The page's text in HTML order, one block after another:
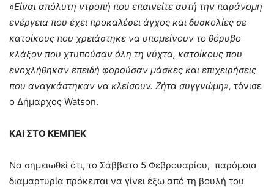
«Είναι απόλυτη ντροπή που επαινείτε αυτή την παράνομη
ενέργεια που έχει προκαλέσει άγχος και δυσκολίες σε
κατοίκους που χρειάστηκε να υπομείνουν το θόρυβο
κλάξον που χτυπούσαν όλη τη νύχτα, κατοίκους που
ενοχλήθηκαν επειδή φορούσαν μάσκες και επιχειρήσεις
που αναγκάστηκαν να κλείσουν. Ζήτα συγγνώμη», τόνισε
ο Δήμαρχος Watson.
ΚΑΙ ΣΤΟ ΚΕΜΠΕΚ
Να σημειωθεί ότι, το Σάββατο 5 Φεβρουαρίου, παρόμοια
διαμαρτυρία πρόκειται να γίνει έξω από τη βουλή του